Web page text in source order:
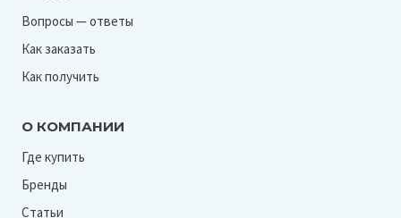
Вопросы — ответы
Как заказать
Как получить
О КОМПАНИИ
Где купить
Бренды
Статьи